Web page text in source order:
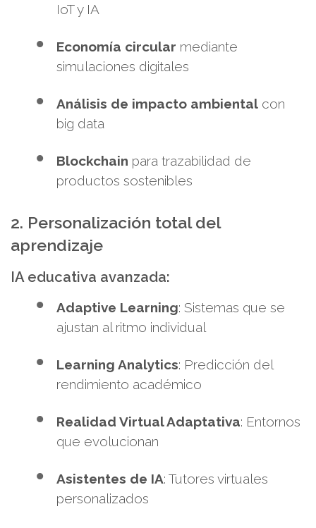
IoT y IA
Economía circular mediante
simulaciones digitales
Análisis de impacto ambiental con
big data
Blockchain para trazabilidad de
productos sostenibles
2. Personalización total del
aprendizaje
IA educativa avanzada:
Adaptive Learning: Sistemas que se
ajustan al ritmo individual
Learning Analytics: Predicción del
rendimiento académico
Realidad Virtual Adaptativa: Entornos
que evolucionan
Asistentes de IA: Tutores virtuales
personalizados